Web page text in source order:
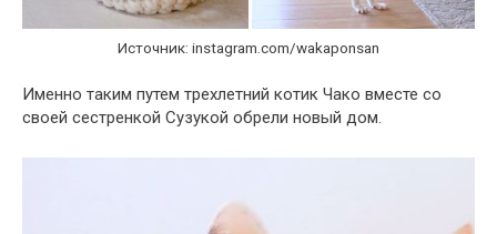
Источник: instagram.com/wakaponsan
Именно таким путем трехлетний котик Чако вместе со
своей сестренкой Сузукой обрели новый дом.